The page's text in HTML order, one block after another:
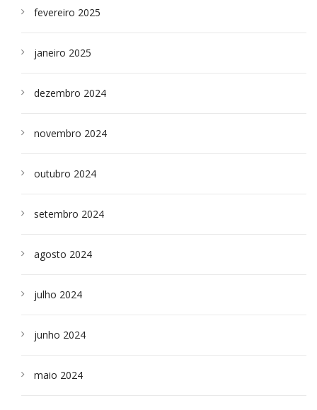
fevereiro 2025
janeiro 2025
dezembro 2024
novembro 2024
outubro 2024
setembro 2024
agosto 2024
julho 2024
junho 2024
maio 2024